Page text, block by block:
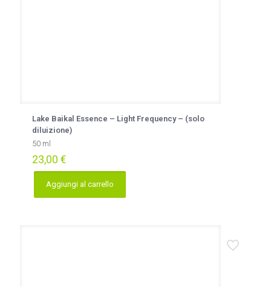
Lake Baikal Essence – Light Frequency – (solo
diluizione)
50 ml
23,00 €
Aggiungi al carrello